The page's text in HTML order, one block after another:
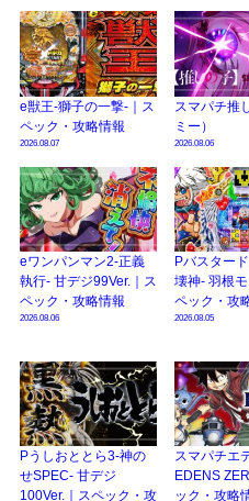
eSAOアリシゼーション夜空『ファン
の幸せ空間、好感触のフェアスター
日遊協、ファン調査2025を発表｜使
歴20年以上が50％以上」等々…
【2025年】エイプリルフール話題（
月1日】
e獣王-獅子の一撃-｜ス
ペック・攻略情報
2026.08.07
スマパチ推
ミー）
2026.08.06
eワンパンマン2-正義
執行- 甘デジ99Ver.｜ス
ペック・攻略情報
2026.08.06
Pバスター
壊神- 羽根モ
ペック・攻
2026.08.05
Pうしおととら3-神の
せSPEC- 甘デジ
100Ver.｜スペック・攻
スマパチエ
EDENS
ック・攻略